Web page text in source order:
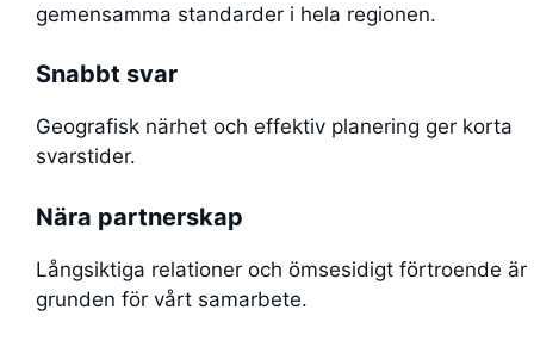
gemensamma standarder i hela regionen.
Snabbt svar
Geografisk närhet och effektiv planering ger korta
svarstider.
Nära partnerskap
Långsiktiga relationer och ömsesidigt förtroende är
grunden för vårt samarbete.